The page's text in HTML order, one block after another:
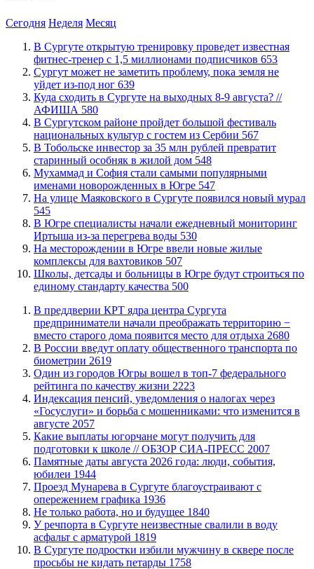
Сегодня Неделя Месяц
В Сургуте открытую тренировку проведет известная
фитнес-тренер с 1,5 миллионами подписчиков 653
Сургут может не заметить проблему, пока земля не
уйдет из-под ног 639
​Куда сходить в Сургуте на выходных 8-9 августа? //
АФИША 580
В Сургутском районе пройдет большой фестиваль
национальных культур с гостем из Сербии 567
В Тобольске инвестор за 35 млн рублей превратит
старинный особняк в жилой дом 548
​Мухаммад и София стали самыми популярными
именами новорожденных в Югре 547
​На улице Маяковского в Сургуте появился новый мурал
545
В Югре специалисты начали ежедневный мониторинг
Иртыша из-за перегрева воды 530
​На месторождении в Югре ввели новые жилые
комплексы для вахтовиков 507
Школы, детсады и больницы в Югре будут строиться по
единому стандарту качества 500
​В преддверии КРТ ядра центра Сургута
предприниматели начали преображать территорию −
вместо старого дома появится место для отдыха 2680
В России введут оплату общественного транспорта по
биометрии 2619
Один из городов Югры вошел в топ-7 федерального
рейтинга по качеству жизни 2223
​Индексация пенсий, уведомления о налогах через
«Госуслуги» и борьба с мошенниками: что изменится в
августе 2057
Какие выплаты югорчане могут получить для
подготовки к школе // ОБЗОР СИА-ПРЕСС 2007
​Памятные даты августа 2026 года: люди, события,
юбилеи 1944
​Проезд Мунарева в Сургуте благоустраивают с
опережением графика 1936
​Не только работа, но и будущее 1840
​У речпорта в Сургуте неизвестные свалили в воду
асфальт с арматурой 1819
В Сургуте подростки избили мужчину в сквере после
просьбы не кидать петарды 1758